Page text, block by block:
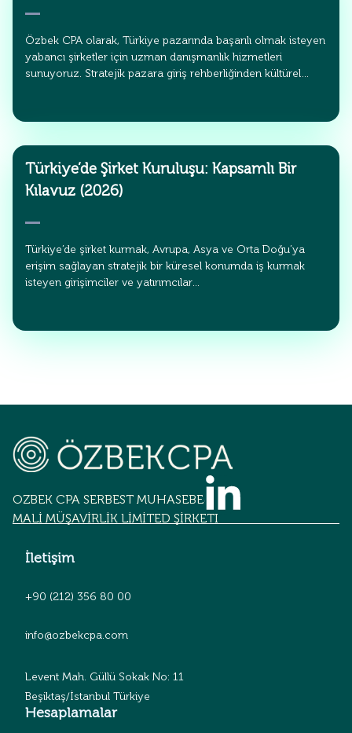
Özbek CPA olarak, Türkiye pazarında başarılı olmak isteyen
yabancı şirketler için uzman danışmanlık hizmetleri
sunuyoruz. Stratejik pazara giriş rehberliğinden kültürel…
Türkiye’de Şirket Kuruluşu: Kapsamlı Bir
Kılavuz (2026)
Türkiye’de şirket kurmak, Avrupa, Asya ve Orta Doğu’ya
erişim sağlayan stratejik bir küresel konumda iş kurmak
isteyen girişimciler ve yatırımcılar…
OZBEK CPA SERBEST MUHASEBECİLİK
MALİ MÜŞAVİRLİK LİMİTED ŞİRKETİ
İletişim
+90 (212) 356 80 00
info@ozbekcpa.com
Levent Mah. Güllü Sokak No: 11
Beşiktaş/İstanbul Türkiye
Hesaplamalar